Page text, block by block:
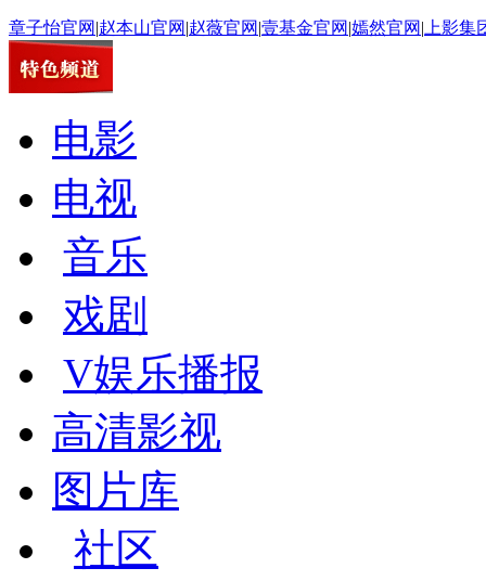
章子怡官网 |赵本山官网 |赵薇官网 |壹基金官网 |嫣然官网 | 上影集
电影
电视
音乐
戏剧
V娱乐播报
高清影视
图片库
社区